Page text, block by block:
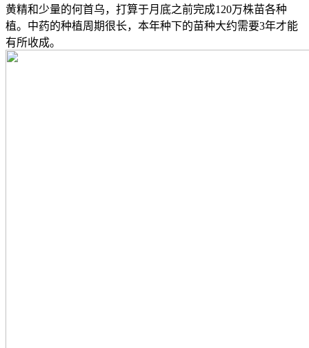
黄精和少量的何首乌，打算于月底之前完成120万株苗各种
植。中药的种植周期很长，本年种下的苗种大约需要3年才能
有所收成。